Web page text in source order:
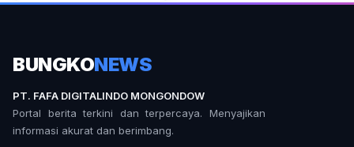
BUNGKONEWS
PT. FAFA DIGITALINDO MONGONDOW
Portal berita terkini dan terpercaya. Menyajikan
informasi akurat dan berimbang.